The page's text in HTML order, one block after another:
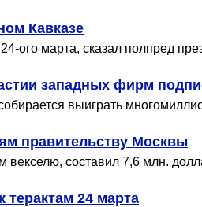
Кавказе
ого марта, сказал полпред
западных фирм
выиграть
правительству Москвы
составил 7,6 млн.
24 марта